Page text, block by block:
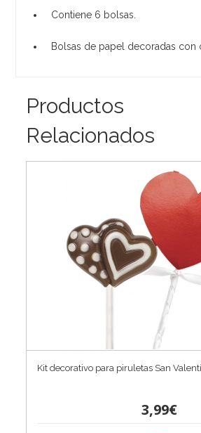
Contiene 6 bolsas.
Bolsas de papel decoradas con
Productos
Relacionados
Kit decorativo para piruletas San
3,99€